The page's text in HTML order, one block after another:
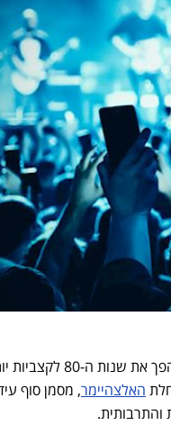
נפרד מאחד מכוכביו הנוסטלגיים: גרג קיהן,
האלצהיימר, מסמן סוף
והתרבותית.